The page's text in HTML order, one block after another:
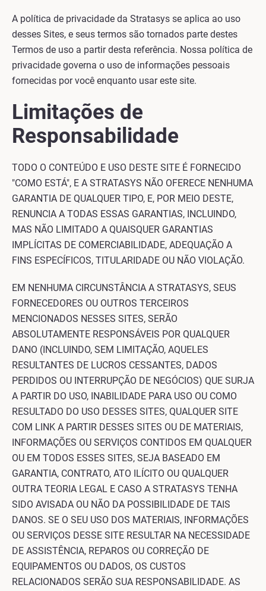
A política de privacidade da Stratasys se aplica ao uso
desses Sites, e seus termos são tornados parte destes
Termos de uso a partir desta referência. Nossa política de
privacidade governa o uso de informações pessoais
fornecidas por você enquanto usar este site.
Limitações de
Responsabilidade
TODO O CONTEÚDO E USO DESTE SITE É FORNECIDO
"COMO ESTÁ", E A STRATASYS NÃO OFERECE NENHUMA
GARANTIA DE QUALQUER TIPO, E, POR MEIO DESTE,
RENUNCIA A TODAS ESSAS GARANTIAS, INCLUINDO,
MAS NÃO LIMITADO A QUAISQUER GARANTIAS
IMPLÍCITAS DE COMERCIABILIDADE, ADEQUAÇÃO A
FINS ESPECÍFICOS, TITULARIDADE OU NÃO VIOLAÇÃO.
EM NENHUMA CIRCUNSTÂNCIA A STRATASYS, SEUS
FORNECEDORES OU OUTROS TERCEIROS
MENCIONADOS NESSES SITES, SERÃO
ABSOLUTAMENTE RESPONSÁVEIS POR QUALQUER
DANO (INCLUINDO, SEM LIMITAÇÃO, AQUELES
RESULTANTES DE LUCROS CESSANTES, DADOS
PERDIDOS OU INTERRUPÇÃO DE NEGÓCIOS) QUE SURJA
A PARTIR DO USO, INABILIDADE PARA USO OU COMO
RESULTADO DO USO DESSES SITES, QUALQUER SITE
COM LINK A PARTIR DESSES SITES OU DE MATERIAIS,
INFORMAÇÕES OU SERVIÇOS CONTIDOS EM QUALQUER
OU EM TODOS ESSES SITES, SEJA BASEADO EM
GARANTIA, CONTRATO, ATO ILÍCITO OU QUALQUER
OUTRA TEORIA LEGAL E CASO A STRATASYS TENHA
SIDO AVISADA OU NÃO DA POSSIBILIDADE DE TAIS
DANOS. SE O SEU USO DOS MATERIAIS, INFORMAÇÕES
OU SERVIÇOS DESSE SITE RESULTAR NA NECESSIDADE
DE ASSISTÊNCIA, REPAROS OU CORREÇÃO DE
EQUIPAMENTOS OU DADOS, OS CUSTOS
RELACIONADOS SERÃO SUA RESPONSABILIDADE. AS